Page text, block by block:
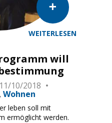
WEITERLESEN
will
11/10/2018
Wohnen
leben soll mit
ermöglicht werden.